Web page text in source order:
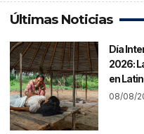
Últimas Noticias
Día
2026:
en
08/08/